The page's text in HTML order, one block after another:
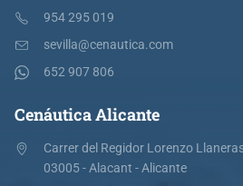
954 295 019
sevilla@cenautica.com
652 907 806
Cenáutica Alicante
Carrer del Regidor Lorenzo
03005 - Alacant - Alicante